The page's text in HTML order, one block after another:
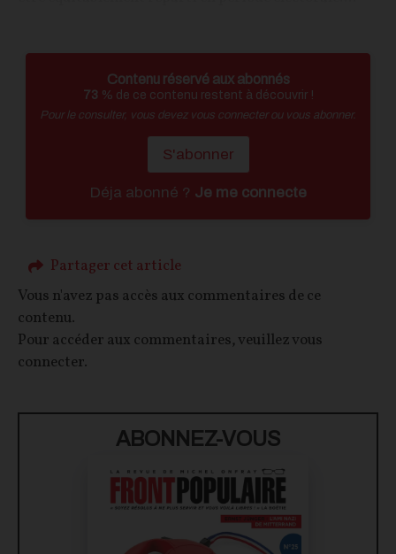
Contenu réservé aux abonnés
73 % de ce contenu restent à découvrir !
Pour le consulter, vous devez vous connecter ou vous abonner.
S'abonner
Déja abonné ? Je me connecte
Partager cet article
Vous n'avez pas accès aux commentaires de ce
contenu.
Pour accéder aux commentaires, veuillez vous
connecter.
ABONNEZ-VOUS